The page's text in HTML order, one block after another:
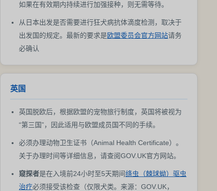
如果在有效期内持续进行加强接种，则无需等待。
从日本出发是否需要进行狂犬病抗体滴度检测，取决于
出发国的规定。最新的要求是欧盟委员会官方网站请务
必确认
英国
英国脱欧后，根据欧盟的宠物旅行制度，英国将被视为
“第三国”，因此适用与欧盟成员国不同的手续。
必须办理动物卫生证书（Animal Health Certificate）。
关于办理时间等详细信息，请查阅GOV.UK官方网站。
窥探者是在入境前24小时至5天期间绦虫（棘球蚴）驱虫
治疗必须接受该检查（仅限犬类。来源：GOV.UK，